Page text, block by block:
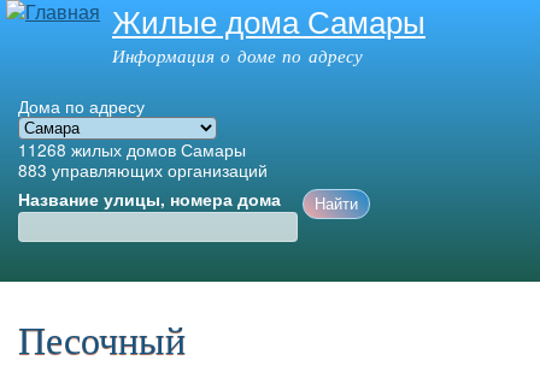
Перейти к
основному
Жилые дома Самары
Информация о доме по адресу
Дома по адресу
11268 жилых домов Самары
883 управляющих организаций
Название улицы, номера дома
Песочный